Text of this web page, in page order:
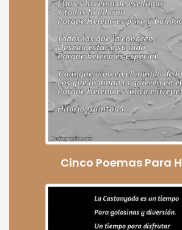
Cinco Poemas Para